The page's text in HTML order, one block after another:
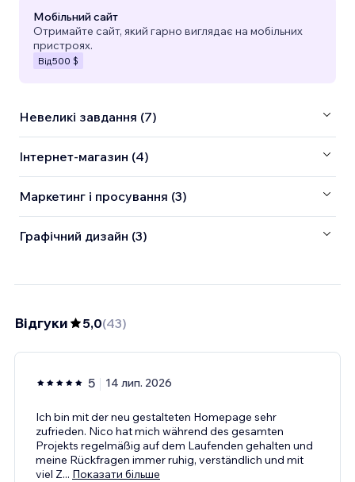
Мобільний сайт
Отримайте сайт, який гарно виглядає на мобільних
пристроях.
Від500 $
Невеликі завдання (7)
Інтернет-магазин (4)
Маркетинг і просування (3)
Графічний дизайн (3)
Відгуки 5,0(43)
5 14 лип. 2026
Ich bin mit der neu gestalteten Homepage sehr
zufrieden. Nico hat mich während des gesamten
Projekts regelmäßig auf dem Laufenden gehalten und
meine Rückfragen immer ruhig, verständlich und mit
viel Z... Показати більше